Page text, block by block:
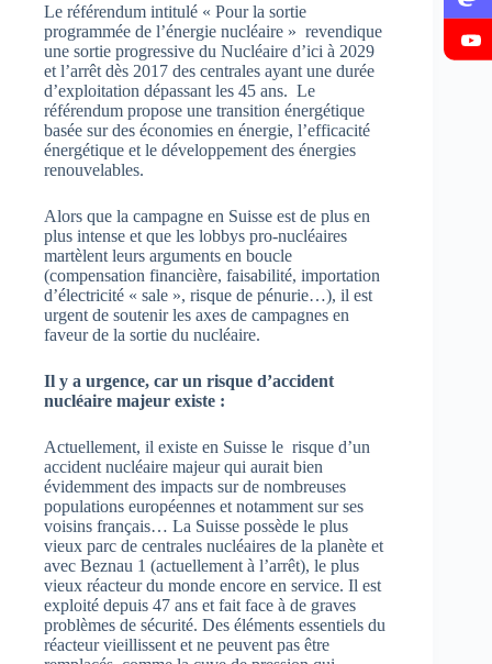
Le référendum intitulé « Pour la sortie
programmée de l’énergie nucléaire » revendique
une sortie progressive du Nucléaire d’ici à 2029
et l’arrêt dès 2017 des centrales ayant une durée
d’exploitation dépassant les 45 ans. Le
référendum propose une transition énergétique
basée sur des économies en énergie, l’efficacité
énergétique et le développement des énergies
renouvelables.
Alors que la campagne en Suisse est de plus en
plus intense et que les lobbys pro-nucléaires
martèlent leurs arguments en boucle
(compensation financière, faisabilité, importation
d’électricité « sale », risque de pénurie…), il est
urgent de soutenir les axes de campagnes en
faveur de la sortie du nucléaire.
Il y a urgence, car un risque d’accident
nucléaire majeur existe :
Actuellement, il existe en Suisse le risque d’un
accident nucléaire majeur qui aurait bien
évidemment des impacts sur de nombreuses
populations européennes et notamment sur ses
voisins français… La Suisse possède le plus
vieux parc de centrales nucléaires de la planète et
avec Beznau 1 (actuellement à l’arrêt), le plus
vieux réacteur du monde encore en service. Il est
exploité depuis 47 ans et fait face à de graves
problèmes de sécurité. Des éléments essentiels du
réacteur vieillissent et ne peuvent pas être